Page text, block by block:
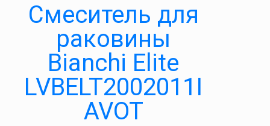
Смеситель для
раковины
Bianchi Elite
LVBELT2002011I
AVOT